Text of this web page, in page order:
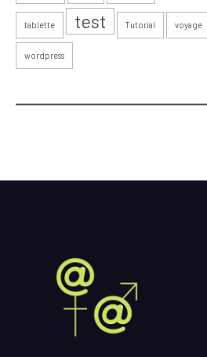
tablette test Tutorial voyage
wordpress